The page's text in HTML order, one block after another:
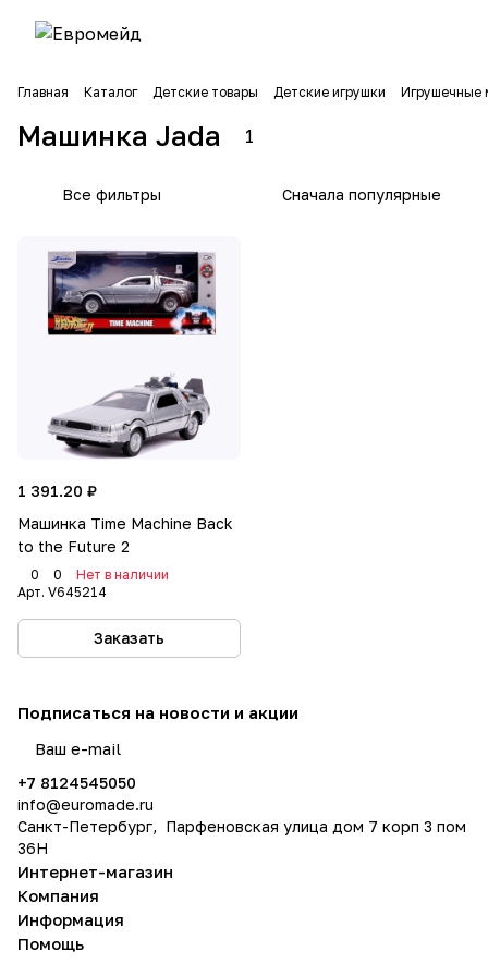
Главная Каталог Детские товары Детские игрушки Игрушечные
Машинка Jada 1
Все фильтры Сначала популярные
1 391.20 ₽
Машинка Time Machine Back
to the Future 2
0 0
Нет в наличии
Арт. V645214
Заказать
Подписаться на новости и акции
+7 8124545050
info@euromade.ru
Санкт-Петербург, Парфеновская улица дом 7 корп 3 пом
36Н
Интернет-магазин
Компания
Информация
Помощь